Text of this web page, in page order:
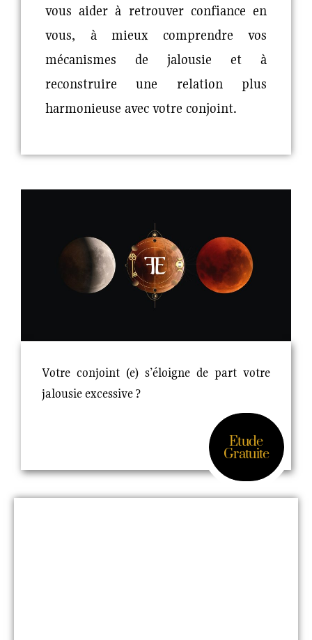
vous aider à retrouver confiance en
vous, à mieux comprendre vos
mécanismes de jalousie et à
reconstruire une relation plus
harmonieuse avec votre conjoint.
Votre conjoint (e) s’éloigne de part votre
jalousie excessive ?
Etude
Gratuite